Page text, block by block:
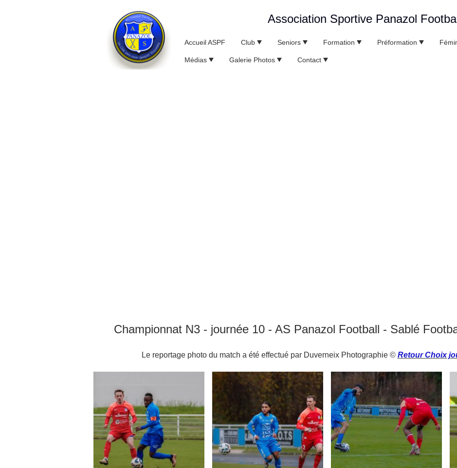
Association Sportive Panazol
Accueil ASPF Club Seniors Formation Préformation
Médias Galerie Photos Contact
Championnat N3 - journée 10 - AS Panazol Football - Sablé
Le reportage photo du match a été effectué par Duverneix Photographie © Retour Choix